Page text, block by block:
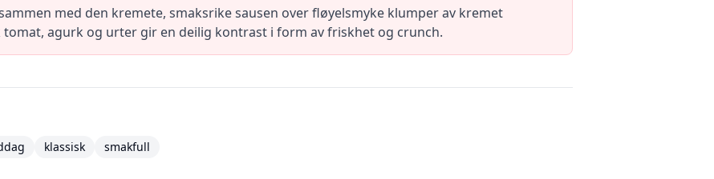
med den kremete, smaksrike sausen over fløyelsmyke klumper av kremet
tomat, agurk og urter gir en deilig kontrast i form av friskhet og crunch.
klassisk smakfull